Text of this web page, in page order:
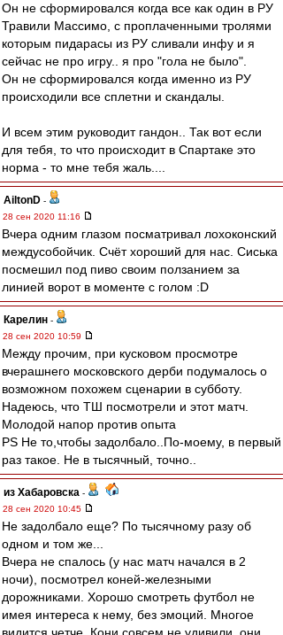
Он не сформировался когда все как один в РУ
Травили Массимо, с проплаченными тролями
которым пидарасы из РУ сливали инфу и я
сейчас не про игру.. я про "гола не было".
Он не сформировался когда именно из РУ
происходили все сплетни и скандалы.
И всем этим руководит гандон.. Так вот если
для тебя, то что происходит в Спартаке это
норма - то мне тебя жаль....
AiltonD -
28 сен 2020 11:16
Вчера одним глазом посматривал лохоконский
междусобойчик. Счёт хороший для нас. Сиська
посмешил под пиво своим ползанием за
линией ворот в моменте с голом :D
Карелин -
28 сен 2020 10:59
Между прочим, при кусковом просмотре
вчерашнего московского дерби подумалось о
возможном похожем сценарии в субботу.
Надеюсь, что ТШ посмотрели и этот матч.
Молодой напор против опыта
PS Не то,чтобы задолбало..По-моему, в первый
раз такое. Не в тысячный, точно..
из Хабаровска -
28 сен 2020 10:45
Не задолбало еще? По тысячному разу об
одном и том же...
Вчера не спалось (у нас матч начался в 2
ночи), посмотрел коней-железными
дорожниками. Хорошо смотреть футбол не
имея интереса к нему, без эмоций. Многое